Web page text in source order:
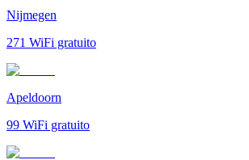
Nijmegen
271 WiFi gratuito
Apeldoorn
99 WiFi gratuito